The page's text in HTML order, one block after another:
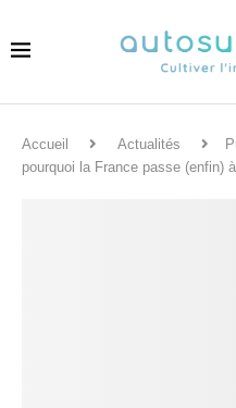
Accueil Actualités
pourquoi la France passe (enfin)